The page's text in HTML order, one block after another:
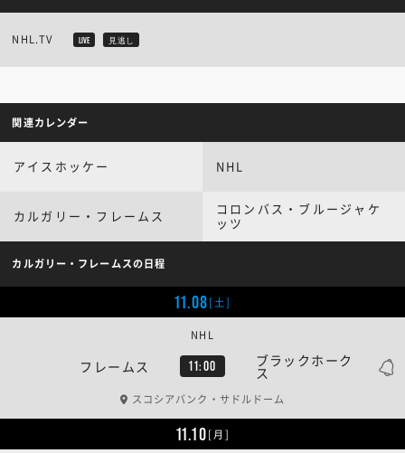
NHL.TV LIVE 見逃し
関連カレンダー
アイスホッケー NHL
カルガリー・フレームス
コロンバス・ブルージャケ
ッツ
カルガリー・フレームスの日程
11.08[土]
フレームス 11:00 ブラックホーク
ス
NHL
スコシアバンク・サドルドーム
11.10[月]